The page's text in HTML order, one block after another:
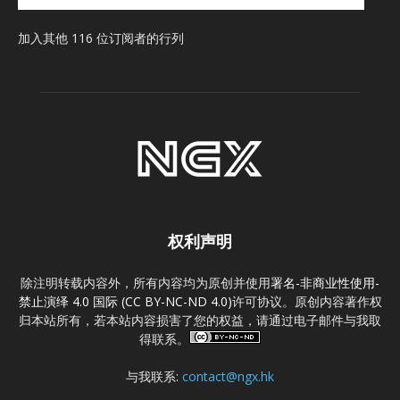
址
加入其他 116 位订阅者的行列
权利声明
除注明转载内容外，所有内容均为原创并使用署名-非商业性使用-
禁止演绎 4.0 国际 (CC BY-NC-ND 4.0)许可协议。原创内容著作权
归本站所有，若本站内容损害了您的权益，请通过电子邮件与我取
得联系。
与我联系: contact@ngx.hk